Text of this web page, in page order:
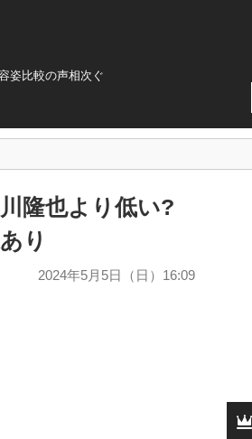
姿比較の声相次ぐ
隆也より低い?
り
2024年5月5日（日）16:09